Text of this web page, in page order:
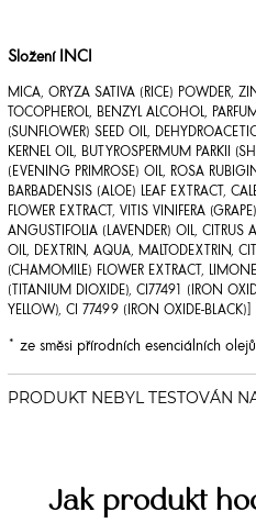
Složení INCI
MICA, ORYZA SATIVA (RICE) POWDER,
TOCOPHEROL, BENZYL ALCOHOL,
(SUNFLOWER) SEED OIL,
KERNEL OIL, BUTYROSPERMUM PARKII
(EVENING PRIMROSE) OIL, ROSA
BARBADENSIS (ALOE) LEAF EXTRACT,
FLOWER EXTRACT, VITIS VINIFERA
ANGUSTIFOLIA (LAVENDER) OIL, CITRUS
OIL, DEXTRIN, AQUA, MALTODEXTRIN,
(CHAMOMILE) FLOWER EXTRACT,
(TITANIUM DIOXIDE), CI77491 (IRON
YELLOW), CI 77499 (IRON OXIDE-BLACK)]
* ze směsi přírodních esenciálních olejů
Jak produkt